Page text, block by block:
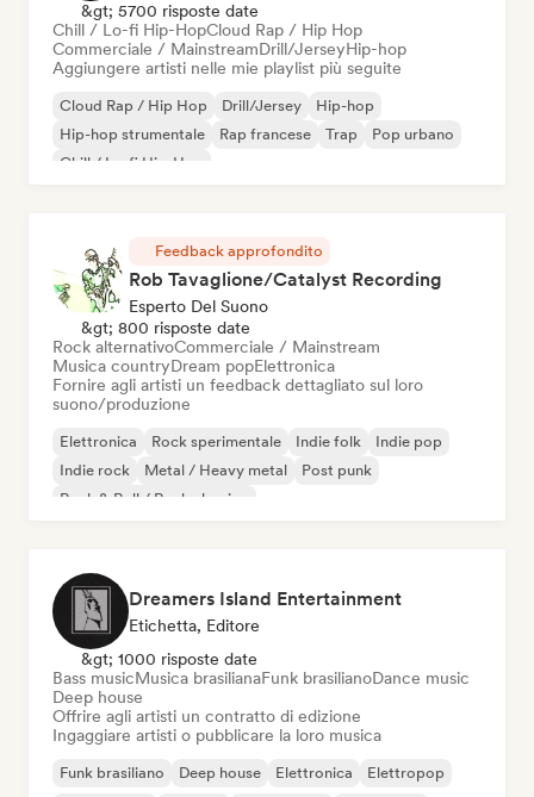
&gt; 5700 risposte date
Chill / Lo-fi Hip-HopCloud Rap / Hip Hop
Commerciale / MainstreamDrill/JerseyHip-hop
Aggiungere artisti nelle mie playlist più seguite
Cloud Rap / Hip Hop Drill/Jersey
Hip-hop
Hip-hop strumentale
Rap francese Trap
Pop urbano
Chill / Lo-fi Hip-Hop
Feedback approfondito
Rob Tavaglione/Catalyst Recording
Esperto Del Suono
&gt; 800 risposte date
Rock alternativoCommerciale / Mainstream
Musica countryDream popElettronica
Fornire agli artisti un feedback dettagliato sul loro
suono/produzione
Elettronica Rock sperimentale Indie folk
Indie pop
Indie rock
Metal / Heavy metal
Post punk
Rock & Roll / Rock classico
Dreamers Island Entertainment
Etichetta, Editore
&gt; 1000 risposte date
Bass musicMusica brasilianaFunk brasilianoDance music
Deep house
Offrire agli artisti un contratto di edizione
Ingaggiare artisti o pubblicare la loro musica
Funk brasiliano Deep house Elettronica
Elettropop